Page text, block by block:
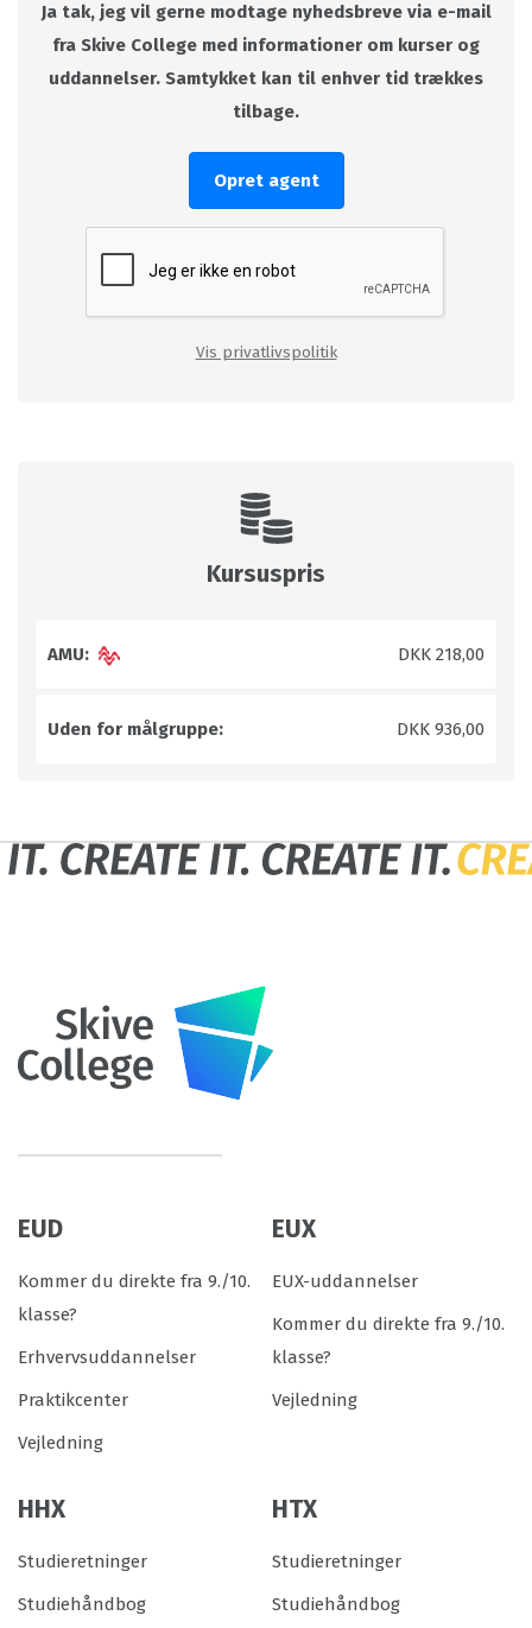
Ja tak, jeg vil gerne modtage nyhedsbreve via e-mail
fra Skive College med informationer om kurser og
uddannelser. Samtykket kan til enhver tid trækkes
tilbage.
Opret agent
Vis privatlivspolitik
Kursuspris
AMU: DKK 218,00
Uden for målgruppe: DKK 936,00
EUD
Kommer du direkte fra 9./10.
klasse?
Erhvervsuddannelser
Praktikcenter
Vejledning
EUX
EUX-uddannelser
Kommer du direkte fra 9./10.
klasse?
Vejledning
HHX
Studieretninger
Studiehåndbog
HTX
Studieretninger
Studiehåndbog